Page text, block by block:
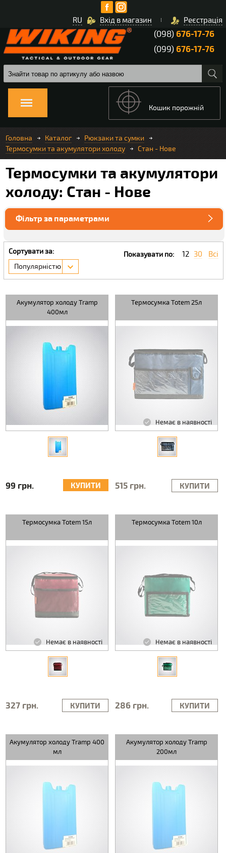
Вхід в магазин Реєстрація
RU
(098)676-17-76
(099)676-17-76
Кошик порожній
Головна Каталог
Рюкзаки та сумки
Термосумки та акумулятори холоду
Стан - Нове
Термосумки та акумулятори
холоду: Стан - Нове
Фільтр за параметрами
Сортувати за:
Популярністю
Показувати по: 12 30 Всі
Акумулятор холоду Tramp
400мл
99 грн. КУПИТИ
Термосумка Totem 25л
Немає в наявності
515 грн. КУПИТИ
Термосумка Totem 15л
Немає в наявності
327 грн. КУПИТИ
Термосумка Totem 10л
Немає в наявності
286 грн. КУПИТИ
Акумулятор холоду Tramp 400
мл
Акумулятор холоду Tramp
200мл